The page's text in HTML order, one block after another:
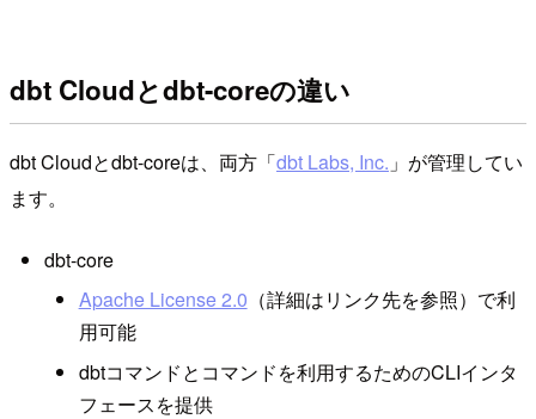
dbt Cloudとdbt-coreの違い
dbt Cloudとdbt-coreは、両方「dbt Labs, Inc. 」が管理してい
ます。
dbt-core
Apache License 2.0 （詳細はリンク先を参照）で利
用可能
dbtコマンドとコマンドを利用するためのCLIインタ
フェースを提供